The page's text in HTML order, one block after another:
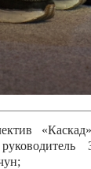
Отличный
Юрьевич